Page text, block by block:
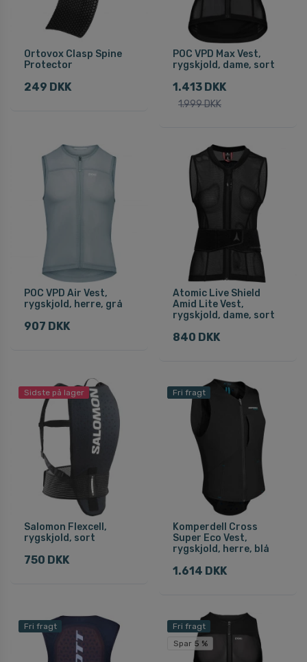
Ortovox Clasp Spine
Protector
249 DKK
POC VPD Max Vest,
rygskjold, dame, sort
1.413 DKK
1.999 DKK
POC VPD Air Vest,
rygskjold, herre, grå
907 DKK
Atomic Live Shield
Amid Lite Vest,
rygskjold, dame, sort
840 DKK
Sidste på lager
Salomon Flexcell,
rygskjold, sort
750 DKK
Fri fragt
Komperdell Cross
Super Eco Vest,
rygskjold, herre, blå
1.614 DKK
Fri fragt
Fri fragt
Spar 5 %